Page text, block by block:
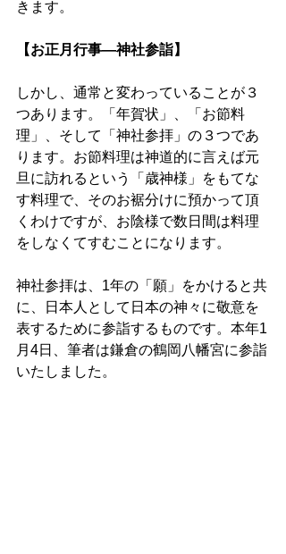
きます。
【お正月行事―神社参詣】
しかし、通常と変わっていることが３
つあります。「年賀状」、「お節料
理」、そして「神社参拝」の３つであ
ります。お節料理は神道的に言えば元
旦に訪れるという「歳神様」をもてな
す料理で、そのお裾分けに預かって頂
くわけですが、お陰様で数日間は料理
をしなくてすむことになります。
神社参拝は、1年の「願」をかけると共
に、日本人として日本の神々に敬意を
表するために参詣するものです。本年1
月4日、筆者は鎌倉の鶴岡八幡宮に参詣
いたしました。